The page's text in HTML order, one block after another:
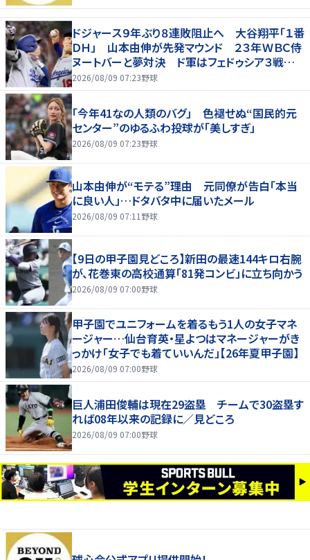
ドジャース９年ぶり８連敗阻止へ 大谷翔平「１番
ＤＨ」 山本由伸が先発マウンド ２３年ＷＢＣ侍
ヌートバーと夢対決 ド軍はフェドゥシア３戦連
続先発マスク【両軍ラインナップ】
2026/08/09 07:23野球
「今年41なの人類のバグ」 色褪せぬ“国民的元
センター”のゆるふわ投球が「美しすぎ」
2026/08/09 07:23野球
山本由伸が“モテる”理由 元同僚が告白「本当
に良い人」…ドタバタ中に届いたメール
2026/08/09 07:11 野球
【9日の甲子園見どころ】新田の最速144キロ右腕
が、花巻東の高校通算「81発コンビ」に立ち向かう
2026/08/09 07:00野球
甲子園でユニフォームを着るもう1人の女子マネ
ージャー…仙台育英・星よつはマネージャーがき
っかけ「女子でも着ていいんだ」【26年夏甲子園】
2026/08/09 07:00野球
巨人浦田俊輔は現在29盗塁 チームで30盗塁す
れば08年以来の記録に／見どころ
2026/08/09 07:00野球